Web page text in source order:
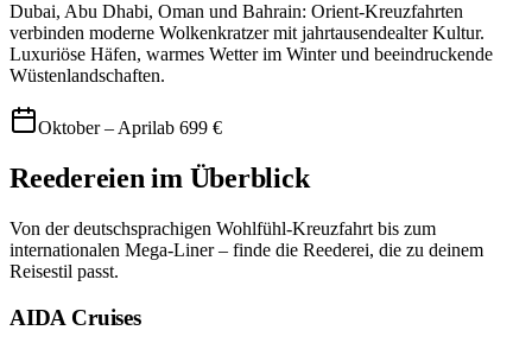
Dubai, Abu Dhabi, Oman und Bahrain: Orient-Kreuzfahrten
verbinden moderne Wolkenkratzer mit jahrtausendealter Kultur.
Luxuriöse Häfen, warmes Wetter im Winter und beeindruckende
Wüstenlandschaften.
Oktober – Aprilab 699 €
Reedereien im Überblick
Von der deutschsprachigen Wohlfühl-Kreuzfahrt bis zum
internationalen Mega-Liner – finde die Reederei, die zu deinem
Reisestil passt.
AIDA Cruises